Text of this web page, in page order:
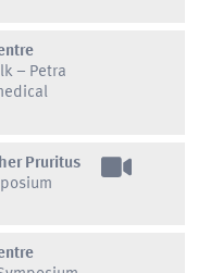
– Petra
Pruritus